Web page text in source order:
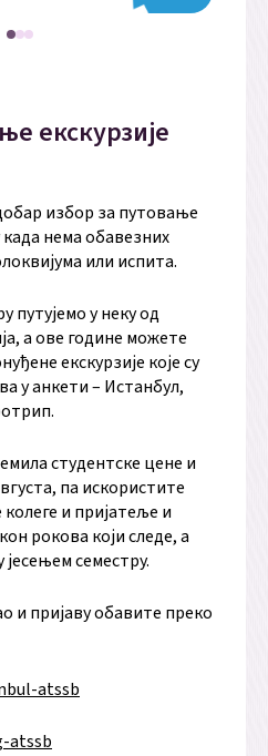
екскурзије
избор за путовање
нема обавезних
или испита.
путујемо у неку од
а ове године можете
екскурзије које су
у анкети – Истанбул,
студентске цене и
па искористите
и пријатеље и
рокова који следе, а
семестру.
и пријаву обавите преко
atssb
atssb